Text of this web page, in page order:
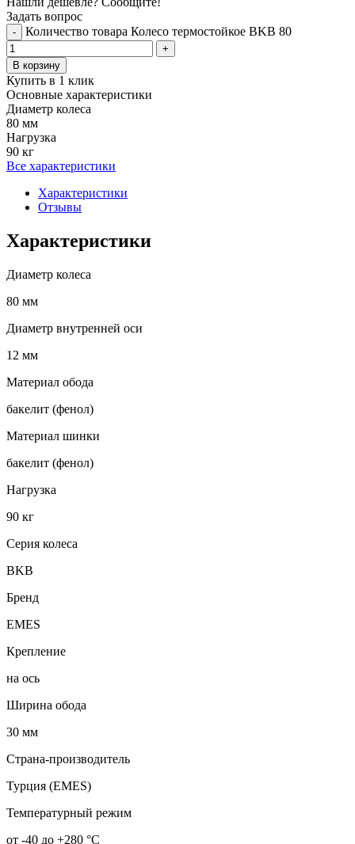
Задать вопрос
- Количество товара Колесо термостойкое BKB 80
+
В корзину
Купить в 1 клик
Основные характеристики
Диаметр колеса
80 мм
Нагрузка
90 кг
Все характеристики
Характеристики
Отзывы
Характеристики
Диаметр колеса
80 мм
Диаметр внутренней оси
12 мм
Материал обода
бакелит (фенол)
Материал шинки
бакелит (фенол)
Нагрузка
90 кг
Серия колеса
BKB
Бренд
EMES
Крепление
на ось
Ширина обода
30 мм
Страна-производитель
Турция (EMES)
Температурный режим
от -40 до +280 °С